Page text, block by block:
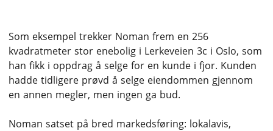
Som eksempel trekker Noman frem en 256
kvadratmeter stor enebolig i Lerkeveien 3c i Oslo, som
han fikk i oppdrag å selge for en kunde i fjor. Kunden
hadde tidligere prøvd å selge eiendommen gjennom
en annen megler, men ingen ga bud.
Noman satset på bred markedsføring: lokalavis,